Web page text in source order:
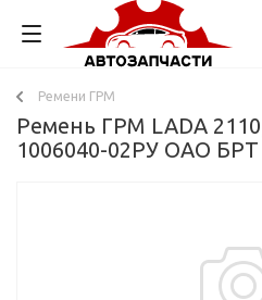
Ремени ГРМ
Ремень ГРМ LADA
1006040-02РУ ОАО БРТ